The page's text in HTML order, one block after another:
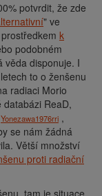
potvrdit, že zde
" ve
k
podobném
věda disponuje. I
to o ženšenu
radiaci Morio
databázi ReaD,
Yonezawa1976rri ,
se nám žádná
Větší množství
proti radiační
tam je situace